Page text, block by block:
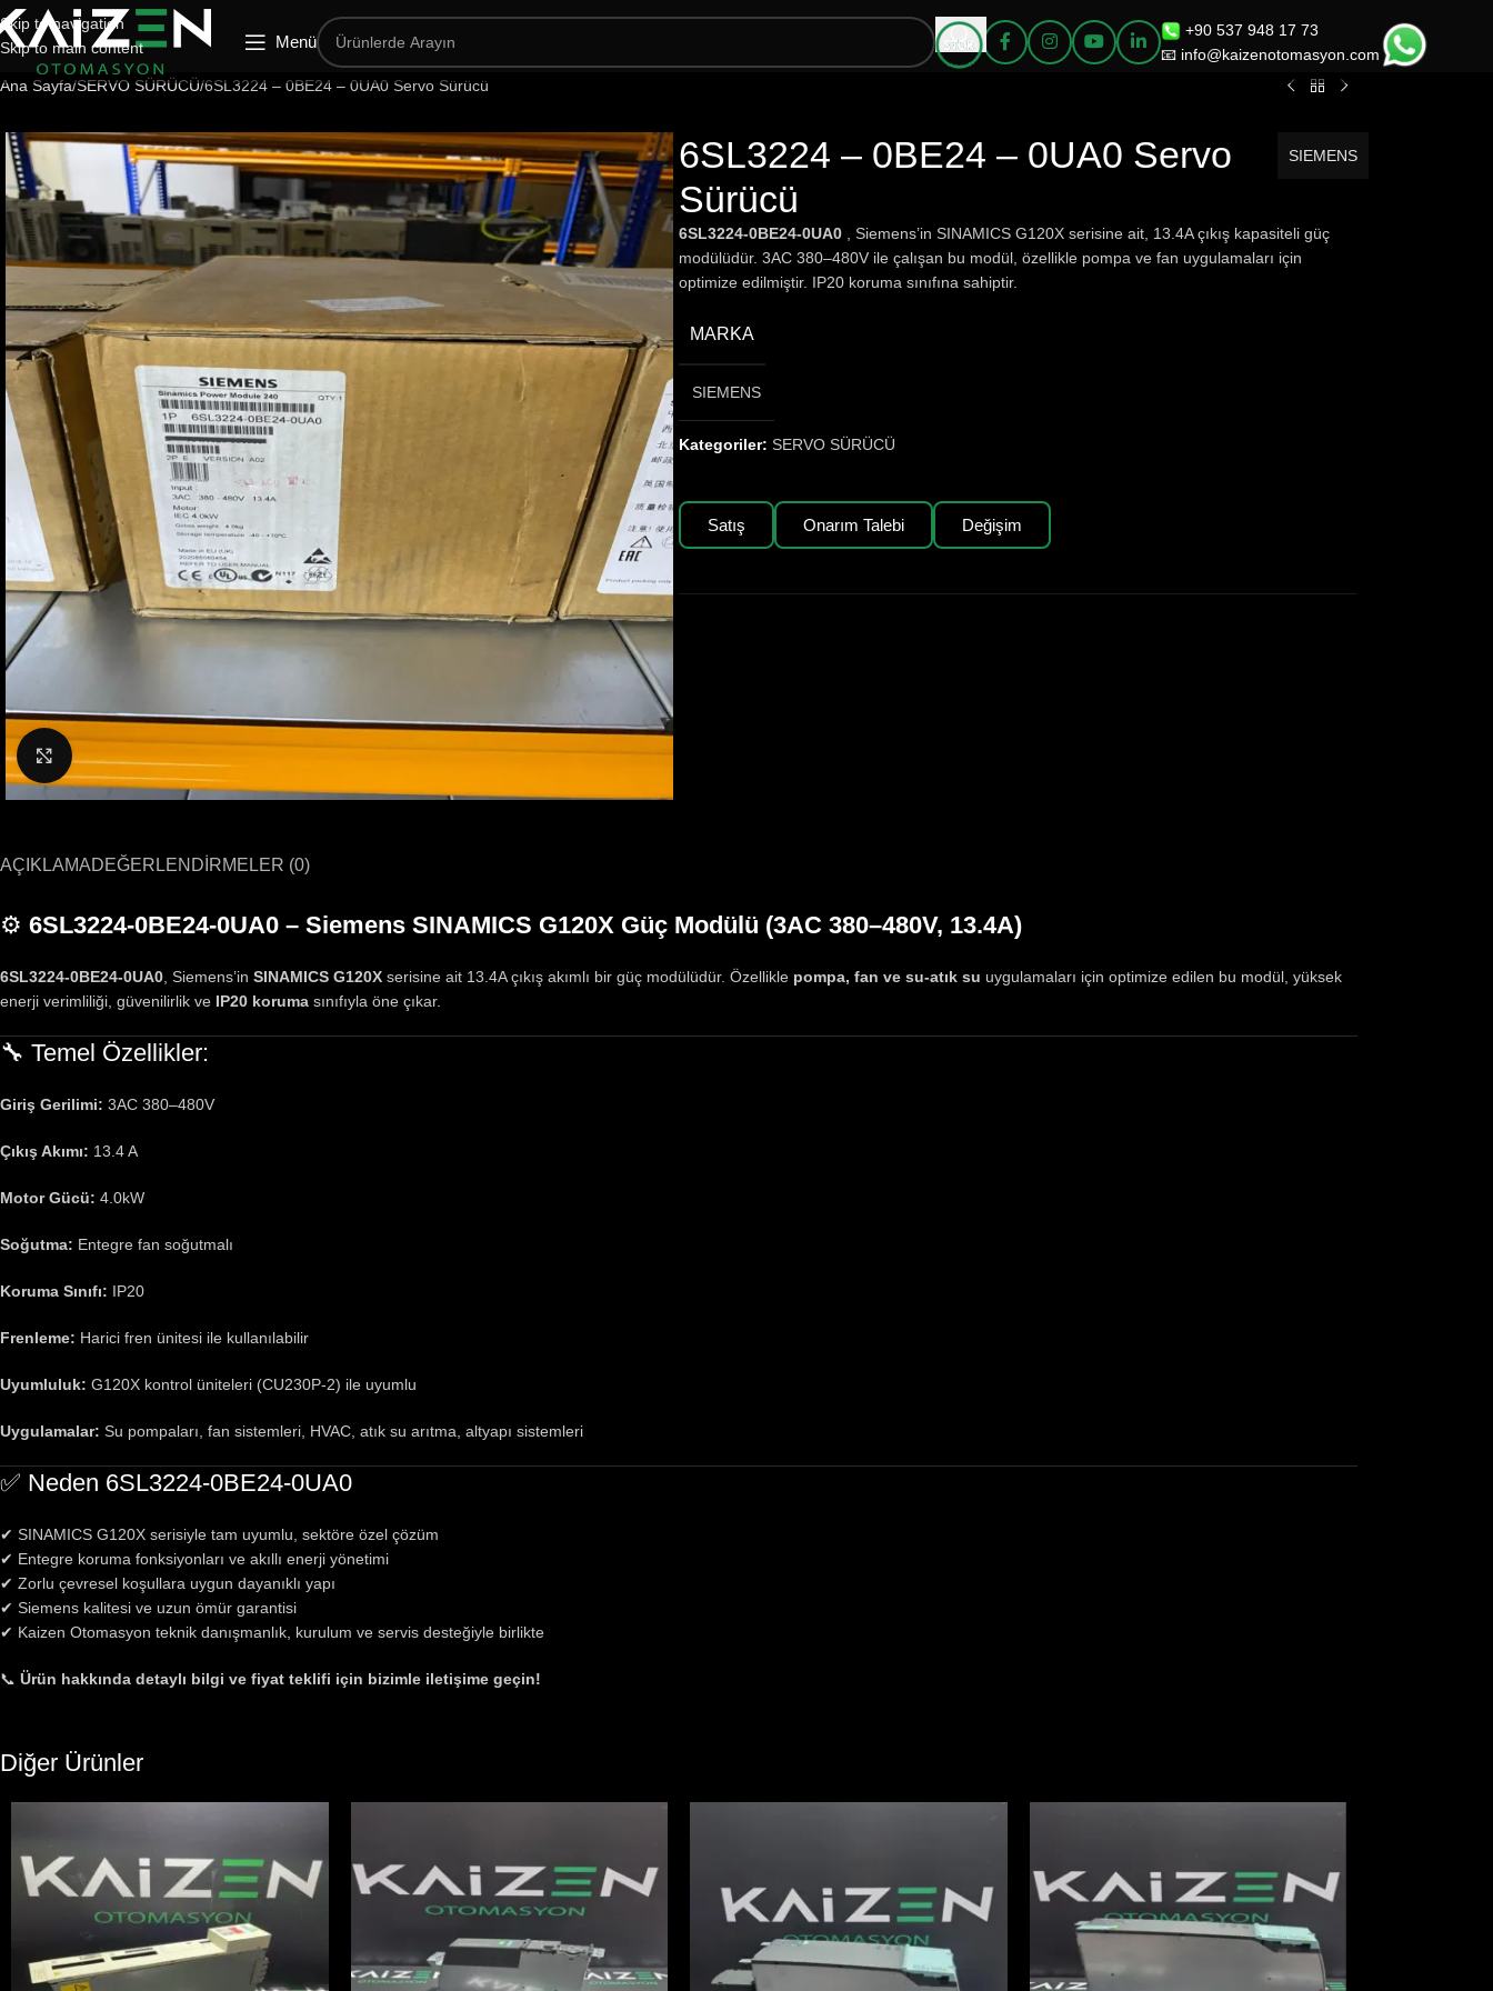
Skip to navigation
Skip to main content
Menü
+90 537 948 17 73
📧 info@kaizenotomasyon.com
Ana Sayfa SERVO SÜRÜCÜ 6SL3224 – 0BE24 – 0UA0 Servo Sürücü
6SL3224 – 0BE24 – 0UA0 Servo
Sürücü
SIEMENS
6SL3224-0BE24-0UA0
, Siemens’in SINAMICS G120X serisine ait, 13.4A çıkış kapasiteli güç
modülüdür. 3AC 380–480V ile çalışan bu modül, özellikle pompa ve fan uygulamaları için
optimize edilmiştir. IP20 koruma sınıfına sahiptir.
MARKA
SIEMENS
Kategoriler: SERVO SÜRÜCÜ
Satış Onarım Talebi Değişim
AÇIKLAMADEĞERLENDIRMELER (0)
⚙️ 6SL3224-0BE24-0UA0 – Siemens SINAMICS G120X Güç Modülü (3AC 380–480V, 13.4A)
6SL3224-0BE24-0UA0 , Siemens’in SINAMICS G120X serisine ait 13.4A çıkış akımlı bir güç modülüdür. Özellikle pompa, fan ve su-atık su uygulamaları için optimize edilen bu modül, yüksek
enerji verimliliği, güvenilirlik ve IP20 koruma sınıfıyla öne çıkar.
🔧 Temel Özellikler:
Giriş Gerilimi: 3AC 380–480V
Çıkış Akımı: 13.4 A
Motor Gücü: 4.0kW
Soğutma: Entegre fan soğutmalı
Koruma Sınıfı: IP20
Frenleme: Harici fren ünitesi ile kullanılabilir
Uyumluluk: G120X kontrol üniteleri (CU230P-2) ile uyumlu
Uygulamalar: Su pompaları, fan sistemleri, HVAC, atık su arıtma, altyapı sistemleri
✅ Neden 6SL3224-0BE24-0UA0
✔ SINAMICS G120X serisiyle tam uyumlu, sektöre özel çözüm
✔ Entegre koruma fonksiyonları ve akıllı enerji yönetimi
✔ Zorlu çevresel koşullara uygun dayanıklı yapı
✔ Siemens kalitesi ve uzun ömür garantisi
✔ Kaizen Otomasyon teknik danışmanlık, kurulum ve servis desteğiyle birlikte
📞 Ürün hakkında detaylı bilgi ve fiyat teklifi için bizimle iletişime geçin!
Diğer Ürünler